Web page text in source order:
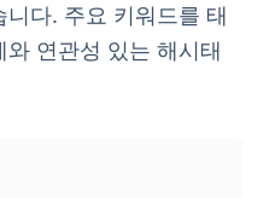
다. 주요 키워드를 태
연관성 있는 해시태